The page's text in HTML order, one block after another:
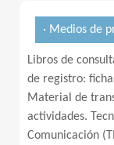
· Medios de
Libros de
de registro:
Material de
actividades.
Comunicación